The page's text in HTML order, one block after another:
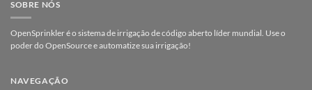
SOBRE NÓS
OpenSprinkler é o sistema de irrigação de código aberto líder mundial. Use o
poder do OpenSource e automatize sua irrigação!
NAVEGAÇÃO